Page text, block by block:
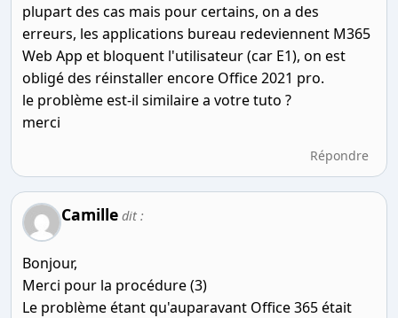
plupart des cas mais pour certains, on a des
erreurs, les applications bureau redeviennent M365
Web App et bloquent l'utilisateur (car E1), on est
obligé des réinstaller encore Office 2021 pro.
le problème est-il similaire a votre tuto ?
merci
Répondre
Camille dit :
Bonjour,
Merci pour la procédure (3)
Le problème étant qu'auparavant Office 365 était